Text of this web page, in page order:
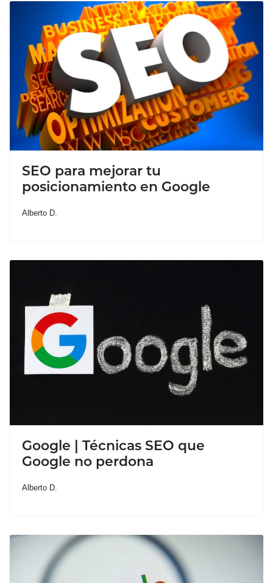
SEO para mejorar tu
posicionamiento en Google
Alberto D.
Google | Técnicas SEO que
Google no perdona
Alberto D.